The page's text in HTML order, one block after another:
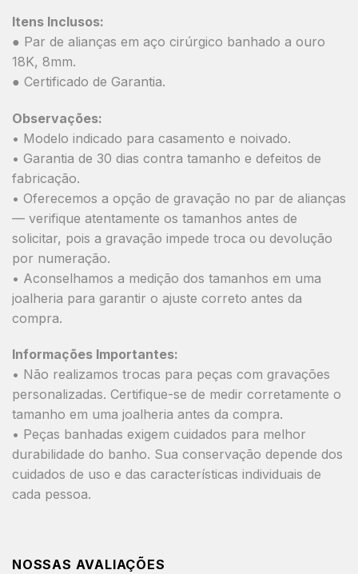
Itens Inclusos:
● Par de alianças em aço cirúrgico banhado a ouro
18K, 8mm.
● Certificado de Garantia.
Observações:
• Modelo indicado para casamento e noivado.
• Garantia de 30 dias contra tamanho e defeitos de
fabricação.
• Oferecemos a opção de gravação no par de alianças
— verifique atentamente os tamanhos antes de
solicitar, pois a gravação impede troca ou devolução
por numeração.
• Aconselhamos a medição dos tamanhos em uma
joalheria para garantir o ajuste correto antes da
compra.
Informações Importantes:
• Não realizamos trocas para peças com gravações
personalizadas. Certifique-se de medir corretamente o
tamanho em uma joalheria antes da compra.
• Peças banhadas exigem cuidados para melhor
durabilidade do banho. Sua conservação depende dos
cuidados de uso e das características individuais de
cada pessoa.
NOSSAS AVALIAÇÕES